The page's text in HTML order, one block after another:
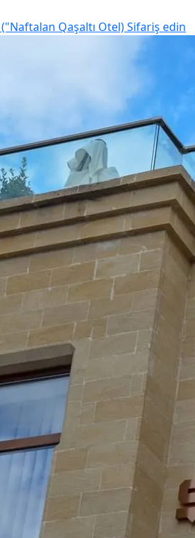
Qaşaltı Otel)Sifariş edin